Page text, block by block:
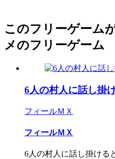
このフリーゲーム
メのフリーゲーム
6人の村人に話し掛
フィールＭＸ
フィールＭＸ
6人の村人に話し掛ける